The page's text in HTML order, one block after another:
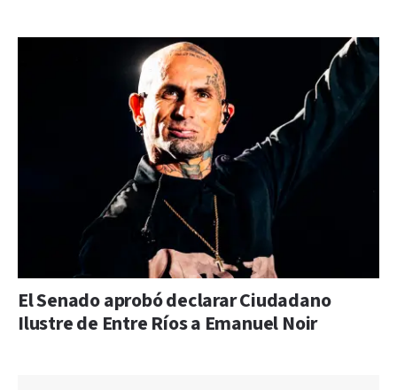
El Senado aprobó declarar Ciudadano
Ilustre de Entre Ríos a Emanuel Noir